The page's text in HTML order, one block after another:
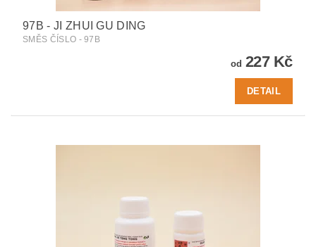
97B - JI ZHUI GU DING
SMĚS ČÍSLO - 97B
od 227 Kč
DETAIL